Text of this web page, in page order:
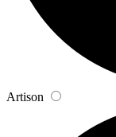
Artison